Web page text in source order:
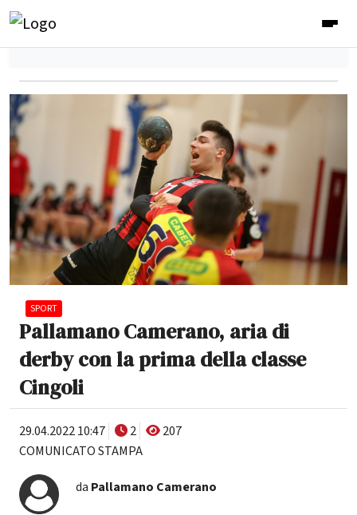
SPORT
Pallamano Camerano, aria di
derby con la prima della classe
Cingoli
29.04.2022 10:47 2
207
COMUNICATO STAMPA
da Pallamano Camerano